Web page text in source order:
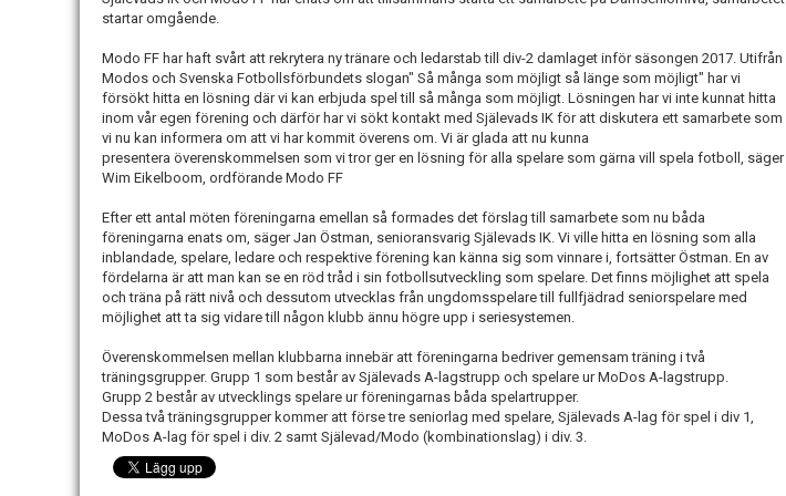
startar omgående.
Modo FF har haft svårt att rekrytera ny tränare och ledarstab till div-2 damlaget inför säsongen 2017. Utifrån
Modos och Svenska Fotbollsförbundets slogan" Så många som möjligt så länge som möjligt" har vi
försökt hitta en lösning där vi kan erbjuda spel till så många som möjligt. Lösningen har vi inte kunnat hitta
inom vår egen förening och därför har vi sökt kontakt med Själevads IK för att diskutera ett samarbete som
vi nu kan informera om att vi har kommit överens om. Vi är glada att nu kunna
presentera överenskommelsen som vi tror ger en lösning för alla spelare som gärna vill spela fotboll, säger
Wim Eikelboom, ordförande Modo FF
Efter ett antal möten föreningarna emellan så formades det förslag till samarbete som nu båda
föreningarna enats om, säger Jan Östman, senioransvarig Själevads IK. Vi ville hitta en lösning som alla
inblandade, spelare, ledare och respektive förening kan känna sig som vinnare i, fortsätter Östman. En av
fördelarna är att man kan se en röd tråd i sin fotbollsutveckling som spelare. Det finns möjlighet att spela
och träna på rätt nivå och dessutom utvecklas från ungdomsspelare till fullfjädrad seniorspelare med
möjlighet att ta sig vidare till någon klubb ännu högre upp i seriesystemen.
Överenskommelsen mellan klubbarna innebär att föreningarna bedriver gemensam träning i två
träningsgrupper. Grupp 1 som består av Själevads A-lagstrupp och spelare ur MoDos A-lagstrupp.
Grupp 2 består av utvecklings spelare ur föreningarnas båda spelartrupper.
Dessa två träningsgrupper kommer att förse tre seniorlag med spelare, Själevads A-lag för spel i div 1,
MoDos A-lag för spel i div. 2 samt Själevad/Modo (kombinationslag) i div. 3.